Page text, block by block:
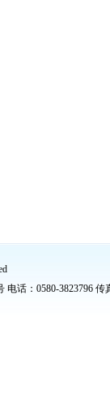
话：0580-3823796 传